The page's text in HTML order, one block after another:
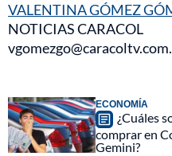
VALENTINA GÓMEZ
NOTICIAS CARACOL
ECONOMÍA
¿Cuáles
comprar en
Gemini?